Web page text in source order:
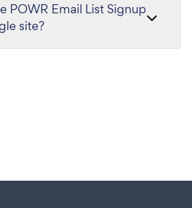
POWR Email List Signup
site?